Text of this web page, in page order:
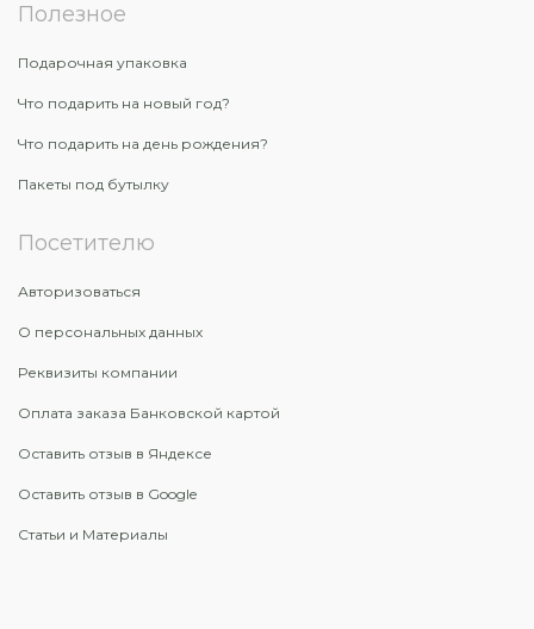
Полезное
Подарочная упаковка
Что подарить на новый год?
Что подарить на день рождения?
Пакеты под бутылку
Посетителю
Авторизоваться
О персональных данных
Реквизиты компании
Оплата заказа Банковской картой
Оставить отзыв в Яндексе
Оставить отзыв в Google
Статьи и Материалы